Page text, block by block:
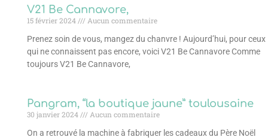
V21 Be Cannavore,
15 février 2024
Aucun commentaire
Prenez soin de vous, mangez du chanvre ! Aujourd’hui, pour ceux
qui ne connaissent pas encore, voici V21 Be Cannavore Comme
toujours V21 Be Cannavore,
Pangram, “la boutique jaune” toulousaine
30 janvier 2024
Aucun commentaire
On a retrouvé la machine à fabriquer les cadeaux du Père Noël